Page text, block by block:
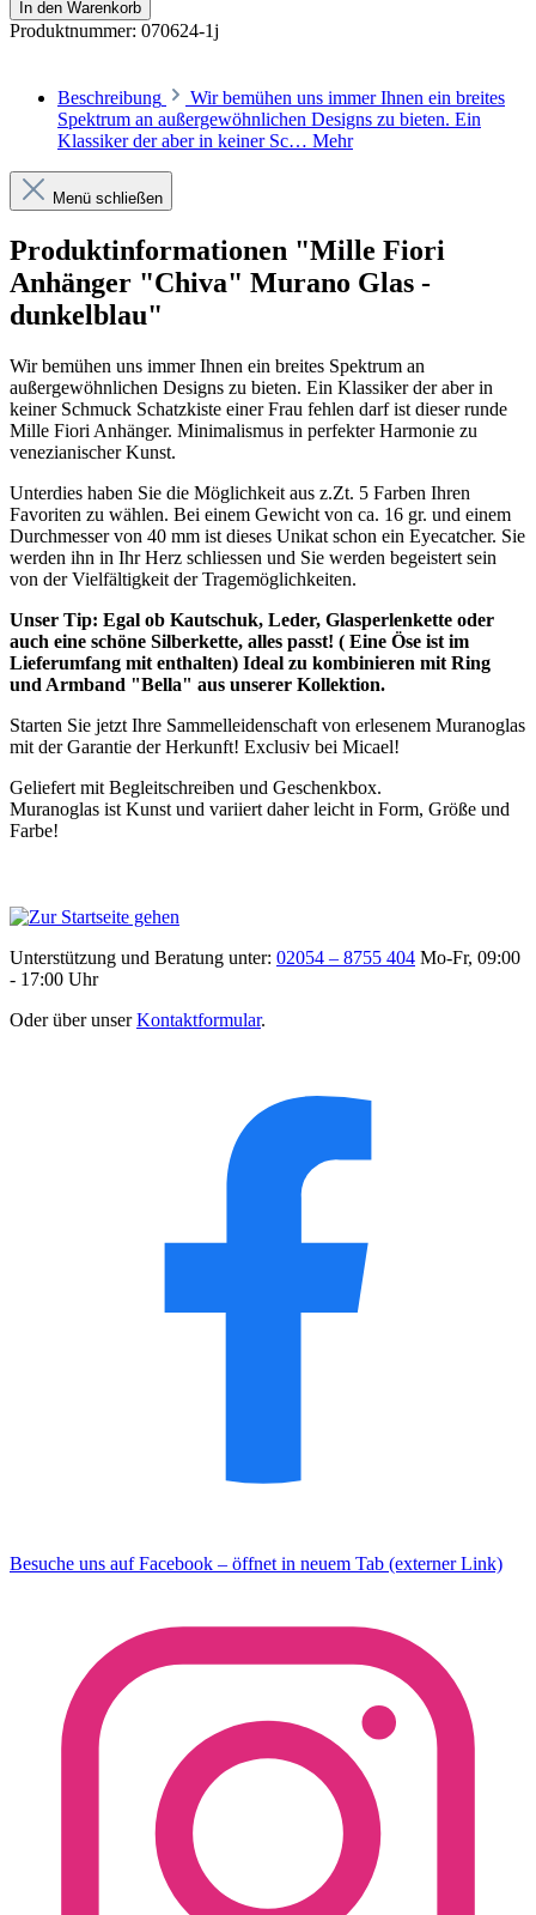
In den Warenkorb
Produktnummer: 070624-1j
Beschreibung
Wir bemühen uns immer Ihnen ein breites
Spektrum an außergewöhnlichen Designs zu bieten. Ein
Klassiker der aber in keiner Sc… Mehr
Menü schließen
Produktinformationen "Mille Fiori
Anhänger "Chiva" Murano Glas -
dunkelblau"
Wir bemühen uns immer Ihnen ein breites Spektrum an
außergewöhnlichen Designs zu bieten. Ein Klassiker der aber in
keiner Schmuck Schatzkiste einer Frau fehlen darf ist dieser runde
Mille Fiori Anhänger. Minimalismus in perfekter Harmonie zu
venezianischer Kunst.
Unterdies haben Sie die Möglichkeit aus z.Zt. 5 Farben Ihren
Favoriten zu wählen. Bei einem Gewicht von ca. 16 gr. und einem
Durchmesser von 40 mm ist dieses Unikat schon ein Eyecatcher. Sie
werden ihn in Ihr Herz schliessen und Sie werden begeistert sein
von der Vielfältigkeit der Tragemöglichkeiten.
Unser Tip: Egal ob Kautschuk, Leder, Glasperlenkette oder
auch eine schöne Silberkette, alles passt! ( Eine Öse ist im
Lieferumfang mit enthalten) Ideal zu kombinieren mit Ring
und Armband "Bella" aus unserer Kollektion.
Starten Sie jetzt Ihre Sammelleidenschaft von erlesenem Muranoglas
mit der Garantie der Herkunft! Exclusiv bei Micael!
Geliefert mit Begleitschreiben und Geschenkbox.
Muranoglas ist Kunst und variiert daher leicht in Form, Größe und
Farbe!
Unterstützung und Beratung unter: 02054 – 8755 404 Mo-Fr, 09:00
- 17:00 Uhr
Oder über unserKontaktformular.
Besuche uns auf Facebook – öffnet in neuem Tab (externer Link)